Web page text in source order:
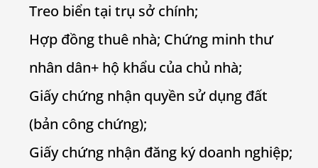
Treo biển tại trụ sở chính;
Hợp đồng thuê nhà; Chứng minh thư
nhân dân+ hộ khẩu của chủ nhà;
Giấy chứng nhận quyền sử dụng đất
(bản công chứng);
Giấy chứng nhận đăng ký doanh nghiệp;